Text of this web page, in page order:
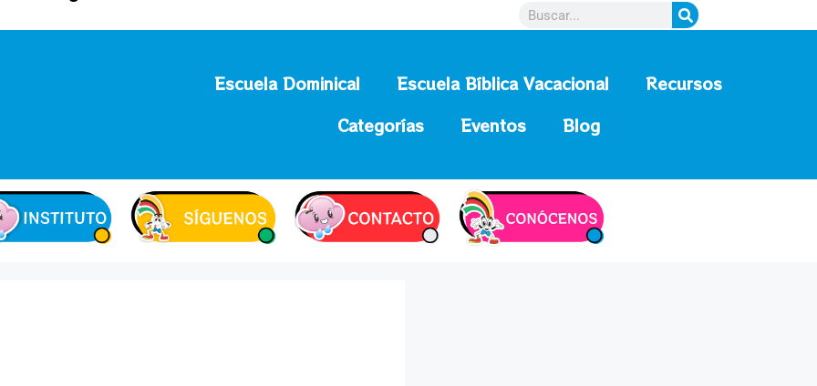
Escuela Dominical Escuela Bíblica Vacacional
Recursos
Categorías
Eventos Blog